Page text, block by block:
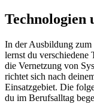
Technologien
In der Ausbildung
lernst du verschiedene
die Vernetzung von
richtet sich nach
Einsatzgebiet. Die
du im Berufsalltag